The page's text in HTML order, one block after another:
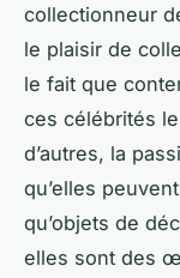
collectionneur
le plaisir de
le fait que
ces célébrités
d’autres, la
qu’elles
qu’objets de
elles sont des